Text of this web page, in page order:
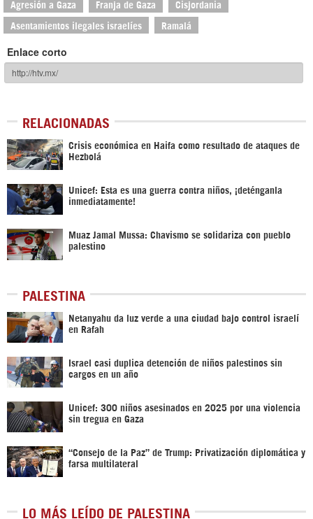
Agresión a Gaza Franja de Gaza Cisjordania
Asentamientos ilegales israelíes Ramalá
Enlace corto
RELACIONADAS
Crisis económica en Haifa como resultado de ataques de
Hezbolá
Unicef: Esta es una guerra contra niños, ¡deténganla
inmediatamente!
Muaz Jamal Mussa: Chavismo se solidariza con pueblo
palestino
PALESTINA
Netanyahu da luz verde a una ciudad bajo control israelí
en Rafah
Israel casi duplica detención de niños palestinos sin
cargos en un año
Unicef: 300 niños asesinados en 2025 por una violencia
sin tregua en Gaza
“Consejo de la Paz” de Trump: Privatización diplomática y
farsa multilateral
LO MÁS LEÍDO DE PALESTINA